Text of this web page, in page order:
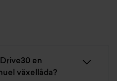
en
växellåda?